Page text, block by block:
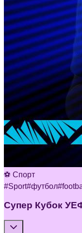
⚽ Спорт
#Sport#футбол#
Супер Кубок